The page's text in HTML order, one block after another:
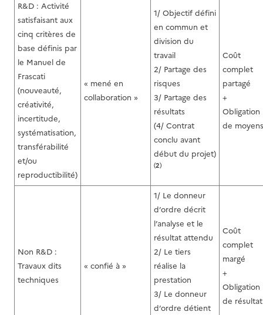
R&D : Activité
satisfaisant aux
cinq critères de
base définis par
le Manuel de
Frascati
(nouveauté,
créativité,
incertitude,
systématisation,
transférabilité
et/ou
reproductibilité)
« mené en
collaboration »
1/ Objectif défini
en commun et
division du
travail
2/ Partage des
risques
3/ Partage des
résultats
(4/ Contrat
conclu avant
début du projet)
(2)
Coût
complet
partagé
+
Obligation
de moyens
Non R&D :
Travaux dits
techniques
« confié à »
1/ Le donneur
d’ordre décrit
l’analyse et le
résultat attendu
2/ Le tiers
réalise la
prestation
3/ Le donneur
d’ordre détient
Coût
complet
margé
+
Obligation
de résultat